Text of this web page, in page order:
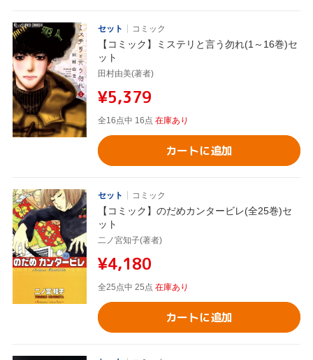
セット コミック
【コミック】ミステリと言う勿れ(1～16巻)セ
ット
田村由美(著者)
¥5,379
全16点中 16点 在庫あり
カートに追加
セット コミック
【コミック】のだめカンタービレ(全25巻)セ
ット
二ノ宮知子(著者)
¥4,180
全25点中 25点 在庫あり
カートに追加